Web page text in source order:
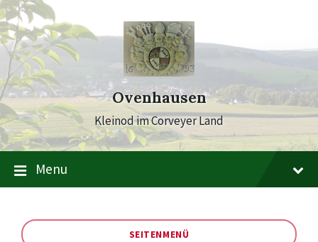
Skip
to
content
Skip
to
main
navigation
Skip
to
footer
Ovenhausen
Kleinod im Corveyer Land
Menu
SEITENMENÜ